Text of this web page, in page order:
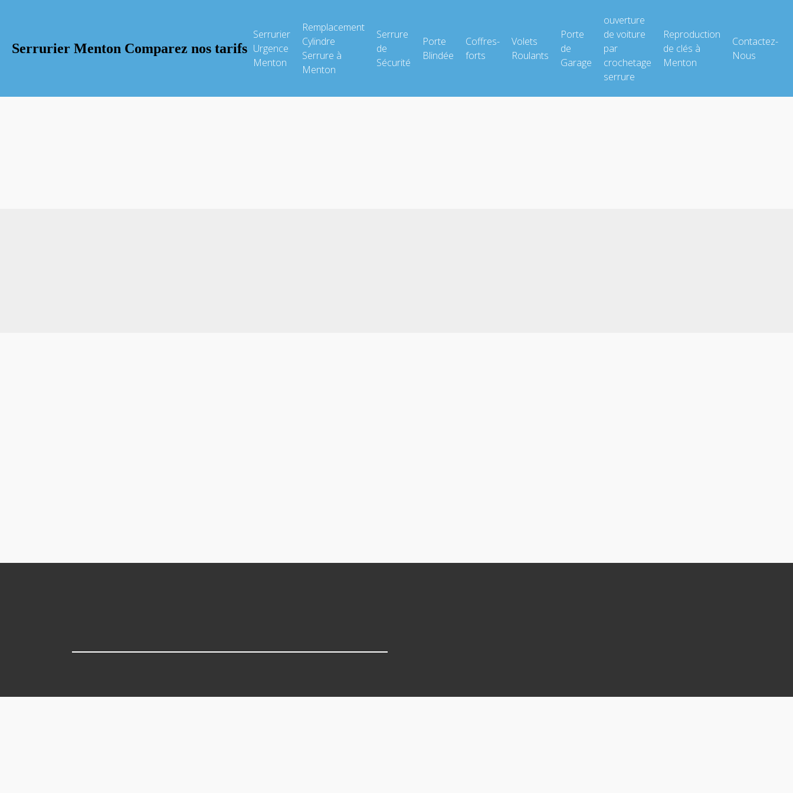
Serrurier Menton Comparez nos tarifs
Serrurier
Urgence
Menton
Remplacement
Cylindre
Serrure à
Menton
Serrure
de
Sécurité
Porte
Blindée
Coffres-
forts
Volets
Roulants
Porte
de
Garage
ouverture
de voiture
par
crochetage
serrure
Reproduction
de clés à
Menton
Contactez-
Nous